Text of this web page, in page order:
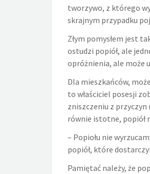
tworzywo, z którego
skrajnym przypadku
Złym pomysłem jest
ostudzi popiół, ale
opróżnienia, ale może
Dla mieszkańców,
to właściciel posesji
zniszczeniu z
równie istotne, popiół
– Popiołu nie
popiół, które
Pamiętać należy, że